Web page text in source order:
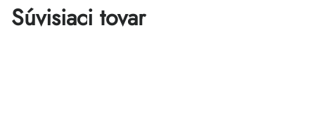
Súvisiaci tovar